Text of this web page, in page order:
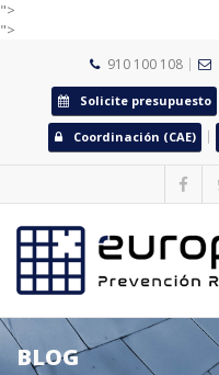
">
">
910 100 108
Solicite presupuesto
Coordinación (CAE)
BLOG